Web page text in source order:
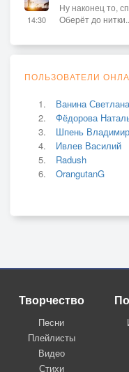
14:30
Ну наконец то,
Оберёт до
ПОЛЬЗОВАТЕЛИ
Ванина Светлана
Фёдорова
Шпень Владимир
Ивлев Василий
Radush
OrangutanG
Творчество
Песни
Плейлисты
Видео
Стихи